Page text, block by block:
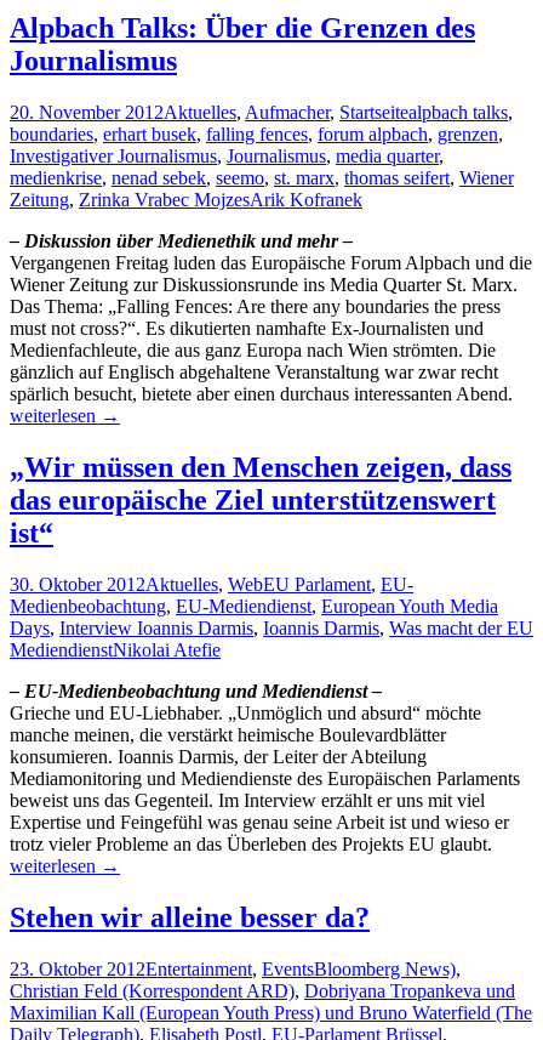
Turbo
nach
Alpbach Talks: Über die Grenzen des
Journalismus
20. November 2012Aktuelles, Aufmacher, Startseitealpbach talks,
boundaries, erhart busek, falling fences, forum alpbach, grenzen,
Investigativer Journalismus, Journalismus, media quarter,
medienkrise, nenad sebek, seemo, st. marx, thomas seifert, Wiener
Zeitung, Zrinka Vrabec MojzesArik Kofranek
– Diskussion über Medienethik und mehr –
Vergangenen Freitag luden das Europäische Forum Alpbach und die
Wiener Zeitung zur Diskussionsrunde ins Media Quarter St. Marx.
Das Thema: „Falling Fences: Are there any boundaries the press
must not cross?“. Es dikutierten namhafte Ex-Journalisten und
Medienfachleute, die aus ganz Europa nach Wien strömten. Die
gänzlich auf Englisch abgehaltene Veranstaltung war zwar recht
spärlich besucht, bietete aber einen durchaus interessanten Abend.
Alpbach
Über
die
Grenzen
des
Journalismus
weiterlesen →
„Wir müssen den Menschen zeigen, dass
das europäische Ziel unterstützenswert
ist“
30. Oktober 2012Aktuelles, WebEU Parlament, EU-
Medienbeobachtung, EU-Mediendienst, European Youth Media
Days, Interview Ioannis Darmis, Ioannis Darmis, Was macht der EU
MediendienstNikolai Atefie
– EU-Medienbeobachtung und Mediendienst –
Grieche und EU-Liebhaber. „Unmöglich und absurd“ möchte
manche meinen, die verstärkt heimische Boulevardblätter
konsumieren. Ioannis Darmis, der Leiter der Abteilung
Mediamonitoring und Mediendienste des Europäischen Parlaments
beweist uns das Gegenteil. Im Interview erzählt er uns mit viel
Expertise und Feingefühl was genau seine Arbeit ist und wieso er
trotz vieler Probleme an das Überleben des Projekts EU glaubt.
Ziel
weiterlesen →
Stehen wir alleine besser da?
23. Oktober 2012Entertainment, EventsBloomberg News),
Christian Feld (Korrespondent ARD), Dobriyana Tropankeva und
Maximilian Kall (European Youth Press) und Bruno Waterfield (The
Daily Telegraph), Elisabeth Postl, EU-Parlament Brüssel,